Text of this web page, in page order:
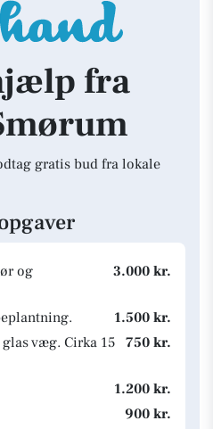
fra
gratis bud fra lokale
og
3.000 kr.
1.500 kr.
væg. Cirka 15 750 kr.
1.200 kr.
900 kr.